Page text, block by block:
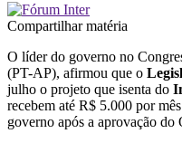
Compartilhar matéria
O líder do governo no
(PT-AP), afirmou que o
julho o projeto que isenta do
recebem até R$ 5.000 por
governo após a aprovação do